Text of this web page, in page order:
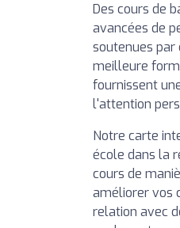
Des cours de
avancées de
soutenues
meilleure
fournissent
l'attention
Notre carte
école dans la
cours de
améliorer vos
relation avec